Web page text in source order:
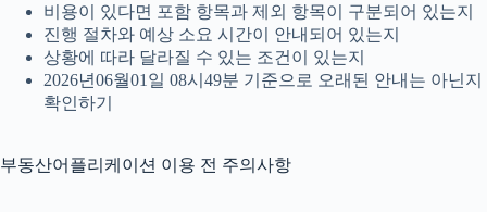
비용이 있다면 포함 항목과 제외 항목이 구분되어 있는지
진행 절차와 예상 소요 시간이 안내되어 있는지
상황에 따라 달라질 수 있는 조건이 있는지
2026년06월01일 08시49분 기준으로 오래된 안내는 아닌지
확인하기
부동산어플리케이션 이용 전 주의사항